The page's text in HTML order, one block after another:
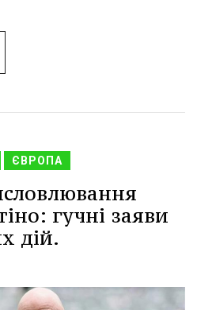
ЄВРОПА
гучні заяви
дій.